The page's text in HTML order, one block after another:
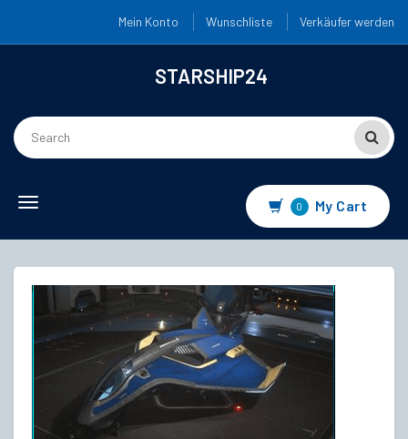
Mein Konto Wunschliste Verkäufer werden
STARSHIP24
Toggle
0 My Cart